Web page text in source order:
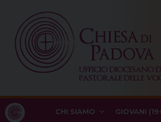
content
CHI SIAMO GIOVANI